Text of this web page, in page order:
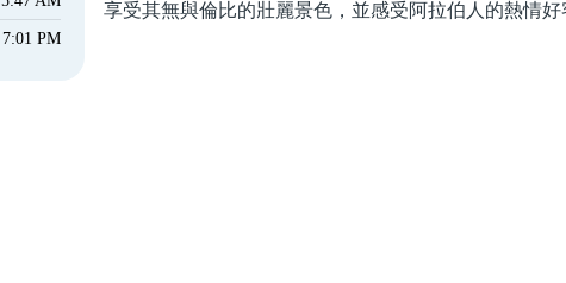
7:01 PM
享受其無與倫比的壯麗景色，並感受阿拉伯人的熱情好